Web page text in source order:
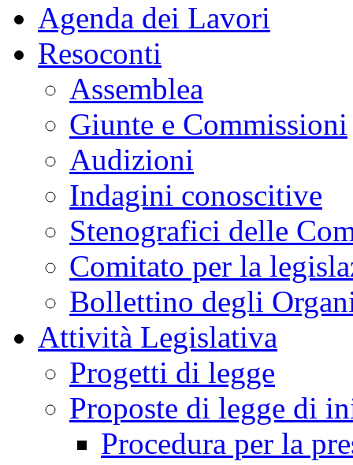
Agenda dei Lavori
Resoconti
Assemblea
Giunte e Commissioni
Audizioni
Indagini conoscitive
Stenografici delle
Comitato per la
Bollettino degli
Attività Legislativa
Progetti di legge
Proposte di legge di
Procedura per la